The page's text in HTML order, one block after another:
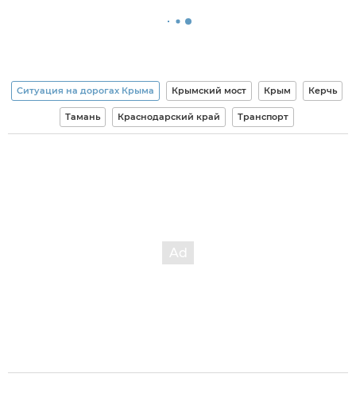
Ситуация на дорогах Крыма Крымский мост Крым Керчь
Тамань Краснодарский край Транспорт